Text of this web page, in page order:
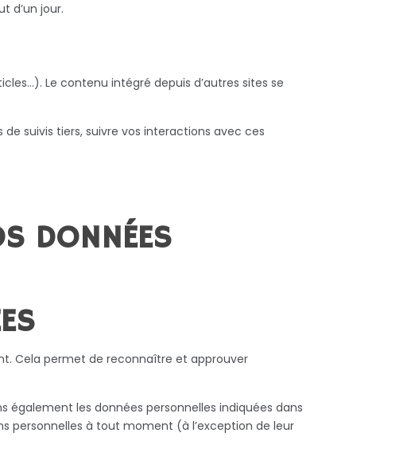
d’un jour.
Le contenu intégré depuis d’autres sites se
suivis tiers, suivre vos interactions avec ces
DONNÉES
Cela permet de reconnaître et approuver
également les données personnelles indiquées dans
personnelles à tout moment (à l’exception de leur